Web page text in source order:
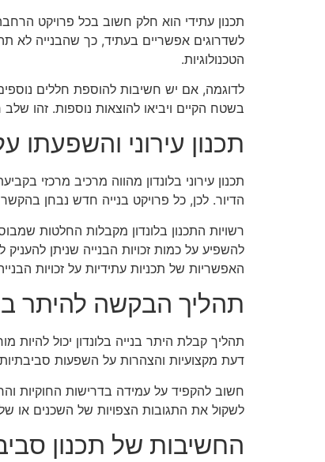
תכנון עתידי הוא חלק חשוב בכל פרויקט
לשדרוגים אפשריים בעתיד, כך שהבנייה לא
הטכנולוגיות.
לדוגמה, אם יש חשיבות להוספת חללים
בשטח הקיים ויביאו להוצאות נוספות. זהו
תכנון עירוני והשפעתו
תכנון עירוני בלונדון מהווה מרכיב מרכזי
הדיור. לכן, כל פרויקט בנייה חדש נבחן
רשויות התכנון בלונדון מקבלות החלטות
להשפיע על כמות זכויות הבנייה שניתן
האפשריות של תכניות עתידיות על זכויות
תהליך הבקשה להיתר
תהליך קבלת היתר בנייה בלונדון יכול
דעת מקצועיות והצהרות על השפעות
חשוב להקפיד על עמידה בדרישות החוקיות
לשקול את התגובות הצפויות של השכנים או
החשיבות של תכנון